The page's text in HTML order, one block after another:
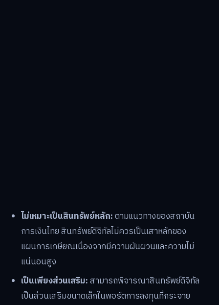
ไม่เหมาะเป็นสินทรัพย์หลัก:ตามแนวทางของสถาบัน
การเงินไทย สินทรัพย์ดิจิทัลไม่ควรเป็นเสาหลักของ
แผนการเกษียณเนื่องจากมีความผันผวนและความไม่
แน่นอนสูง
เป็นเพียงส่วนเสริม:สามารถพิจารณาสินทรัพย์ดิจิทัล
เป็นส่วนเสริมขนาดเล็กในพอร์ตการลงทุนที่กระจาย